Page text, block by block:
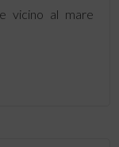
vicino al mare